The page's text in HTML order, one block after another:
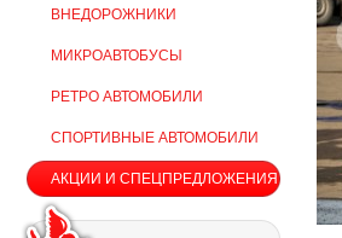
ВНЕДОРОЖНИКИ
МИКРОАВТОБУСЫ
РЕТРО АВТОМОБИЛИ
СПОРТИВНЫЕ АВТОМОБИЛИ
АКЦИИ И СПЕЦПРЕДЛОЖЕНИЯ